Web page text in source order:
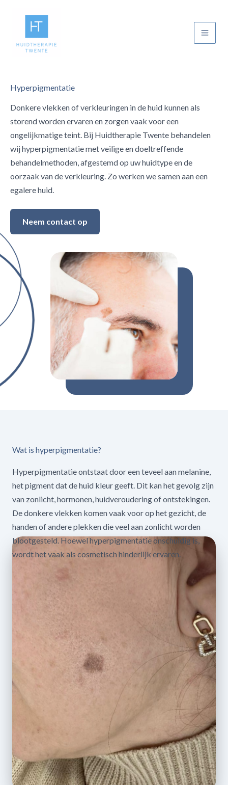
inhoud
Main
Hyperpigmentatie
Donkere vlekken of verkleuringen in de huid kunnen als
storend worden ervaren en zorgen vaak voor een
ongelijkmatige teint. Bij Huidtherapie Twente behandelen
wij hyperpigmentatie met veilige en doeltreffende
behandelmethoden, afgestemd op uw huidtype en de
oorzaak van de verkleuring. Zo werken we samen aan een
egalere huid.
Neem contact op
Wat is hyperpigmentatie?
Hyperpigmentatie ontstaat door een teveel aan melanine,
het pigment dat de huid kleur geeft. Dit kan het gevolg zijn
van zonlicht, hormonen, huidveroudering of ontstekingen.
De donkere vlekken komen vaak voor op het gezicht, de
handen of andere plekken die veel aan zonlicht worden
blootgesteld. Hoewel hyperpigmentatie onschuldig is,
wordt het vaak als cosmetisch hinderlijk ervaren.